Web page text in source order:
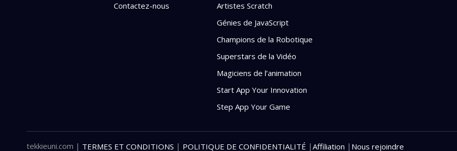
Contactez-nous
Artistes Scratch
Génies de JavaScript
Champions de la Robotique
Superstars de la Vidéo
Magiciens de l’animation
Start App Your Innovation
Step App Your Game
tekkieuni.com | TERMES ET CONDITIONS | POLITIQUE DE CONFIDENTIALITÉ | Affiliation | Nous rejoindre